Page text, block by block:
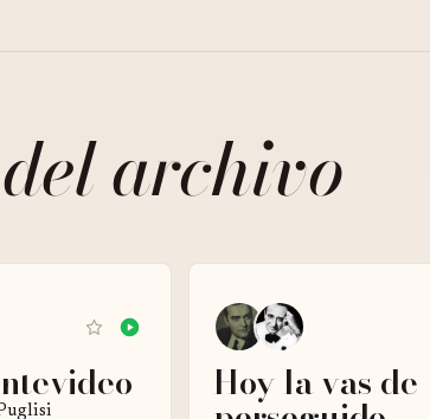
archivo
Hoy la vas de